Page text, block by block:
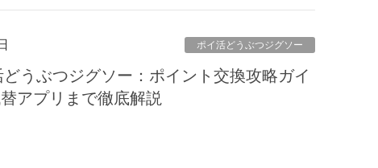
ポイ活どうぶつジグソー
どうぶつジグソー：ポイント交換攻略ガイ
アプリまで徹底解説